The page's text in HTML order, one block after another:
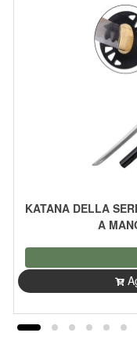
KATANA DELLA
A